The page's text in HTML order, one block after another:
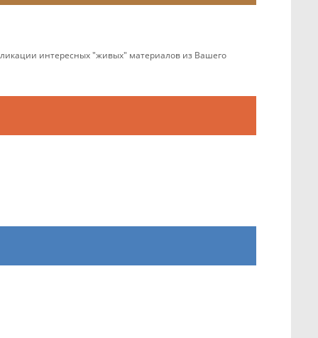
интересных "живых" материалов из Вашего